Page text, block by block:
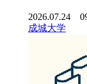
2026.07.24
成城大学